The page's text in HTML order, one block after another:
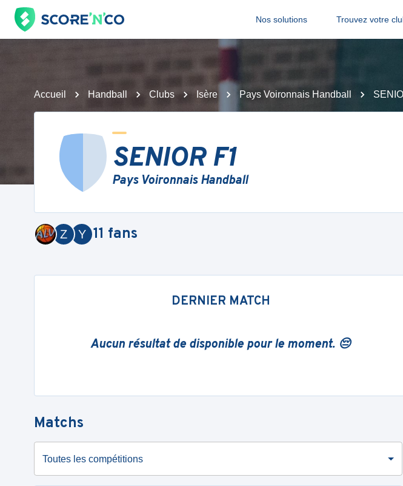
Nos solutions Trouvez votre
Accueil Handball Clubs Isère Pays Voironnais Handball
SENIOR F1
Pays Voironnais Handball
Y
Z 11 fans
DERNIER MATCH
Aucun résultat de disponible pour le moment. 😔
Matchs
Toutes les compétitions